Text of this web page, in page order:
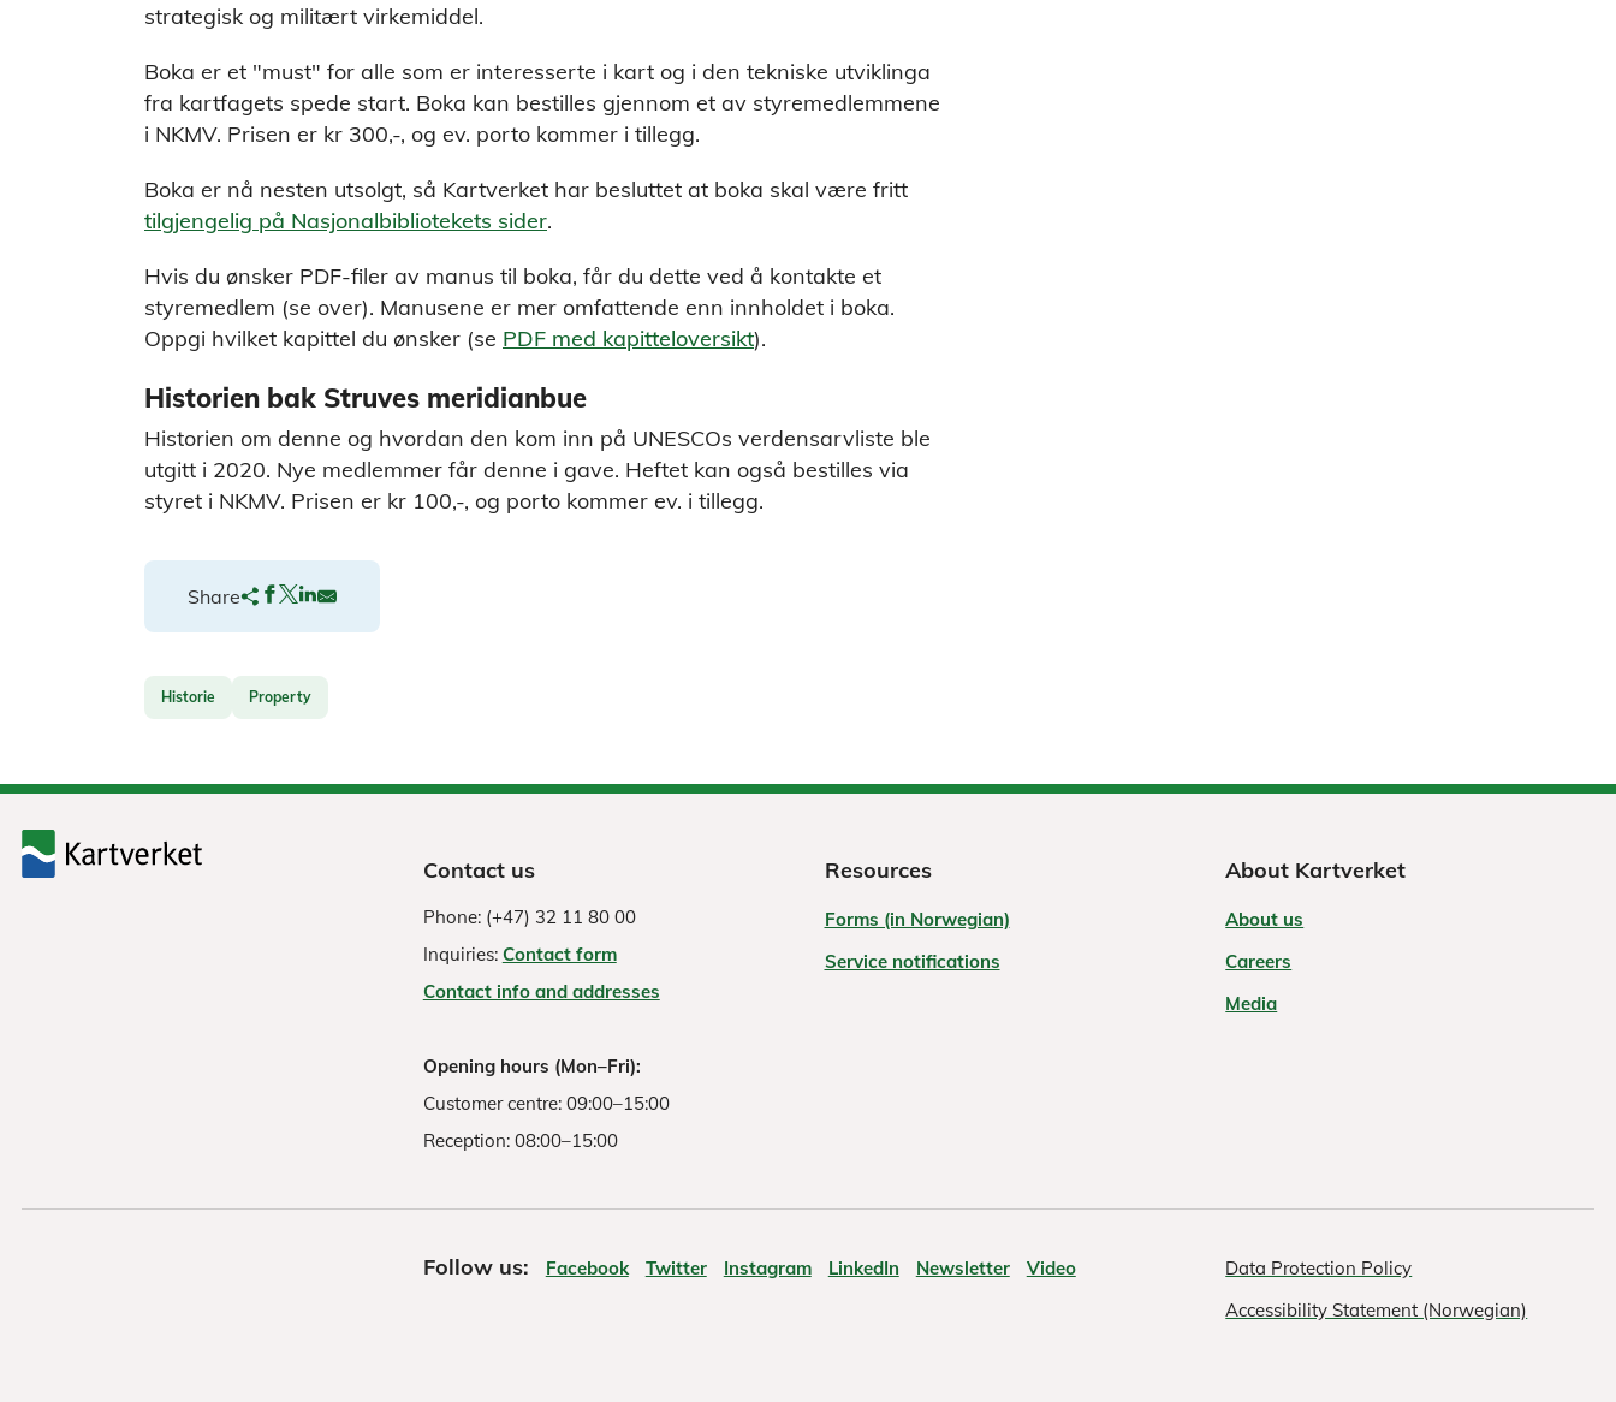
strategisk og militært virkemiddel.
Boka er et "must" for alle som er interesserte i kart og i den tekniske utviklinga
fra kartfagets spede start. Boka kan bestilles gjennom et av styremedlemmene
i NKMV. Prisen er kr 300,-, og ev. porto kommer i tillegg.
Boka er nå nesten utsolgt, så Kartverket har besluttet at boka skal være fritt
tilgjengelig på Nasjonalbibliotekets sider.
Hvis du ønsker PDF-filer av manus til boka, får du dette ved å kontakte et
styremedlem (se over). Manusene er mer omfattende enn innholdet i boka.
Oppgi hvilket kapittel du ønsker (se PDF med kapitteloversikt).
Historien bak Struves meridianbue
Historien om denne og hvordan den kom inn på UNESCOs verdensarvliste ble
utgitt i 2020. Nye medlemmer får denne i gave. Heftet kan også bestilles via
styret i NKMV. Prisen er kr 100,-, og porto kommer ev. i tillegg.
Share
Historie Property
Contact us
Phone: (+47) 32 11 80 00
Inquiries: Contact form
Contact info and addresses
Opening hours (Mon–Fri):
Customer centre: 09:00–15:00
Reception: 08:00–15:00
Resources
Forms (in Norwegian)
Service notifications
About Kartverket
About us
Careers
Media
Follow us: Facebook Twitter Instagram LinkedIn Newsletter Video
Data Protection Policy
Accessibility Statement (Norwegian)